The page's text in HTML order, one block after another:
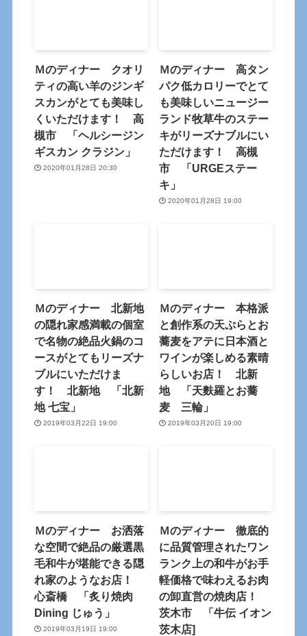
Ｍのディナー クオリ
ティの高い羊のジンギ
スカンがとても美味し
くいただけます！ 高
槻市 「ヘルシージン
ギスカン クラジン」
2020年01月28日 20:30
Ｍのディナー 高タン
パク低カロリーでとて
も美味しいニュージー
ランド牧草牛のステー
キがリーズナブルにい
ただけます！ 高槻
市 「URGEステー
キ」
2020年01月28日 19:00
Ｍのディナー 北新地
の隠れ家感満載の個室
で名物の絶品火鍋のコ
ースがとてもリーズナ
ブルにいただけま
す！ 北新地 「北新
地 七宝」
2019年03月22日 19:00
Ｍのディナー 本格派
と創作系の天ぷらとお
蕎麦をアテに日本酒と
ワインが楽しめる素晴
らしいお店！ 北新
地 「天麩羅とお蕎
麦 三輪」
2019年03月20日 19:00
Ｍのディナー お洒落
な空間で絶品の厳選黒
毛和牛が堪能できる隠
れ家のようなお店！
心斎橋 「炙り焼肉
Dining じゅう」
2019年03月19日 19:00
Ｍのディナー 徹底的
に品質管理されたワン
ランク上の和牛がお手
軽価格で味わえるお肉
の卸直営の焼肉店！
茨木市 「牛伝 イオン
茨木店]